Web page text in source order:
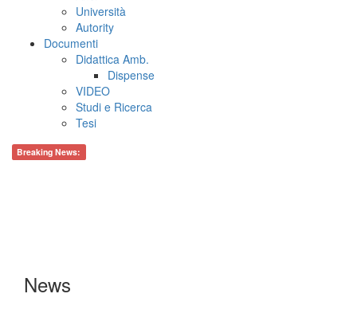
Università
Autority
Documenti
Didattica Amb.
Dispense
VIDEO
Studi e Ricerca
Tesi
Breaking News:
News